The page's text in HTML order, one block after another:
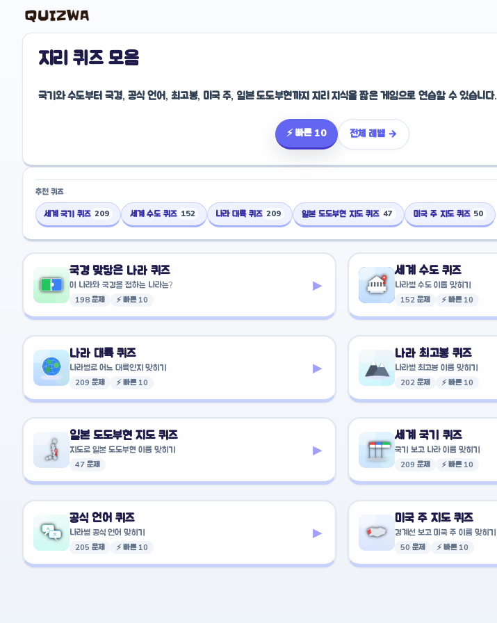
지리 퀴즈 모음
국기와 수도부터 국경, 공식 언어, 최고봉, 미국 주, 일본 도도부현까지 지리 지식을 짧은 게임으로 연습할 수 있습니다.
⚡ 빠른 10 전체 레벨 →
추천 퀴즈
세계 국기 퀴즈 209 세계 수도 퀴즈 152 나라 대륙 퀴즈 209 일본 도도부현 지도 퀴즈 47 미국 주 지도 퀴즈 50
국경 맞닿은 나라 퀴즈
이 나라와 국경을 접하는 나라는?
198 문제 ⚡ 빠른 10
▸
세계 수도 퀴즈
나라별 수도 이름 맞히기
152 문제 ⚡ 빠른 10
나라 대륙 퀴즈
나라별로 어느 대륙인지 맞히기
209 문제 ⚡ 빠른 10
▸
나라 최고봉 퀴즈
나라별 최고봉 이름 맞히기
202 문제 ⚡ 빠른 10
일본 도도부현 지도 퀴즈
지도로 일본 도도부현 이름 맞히기
47 문제
▸
세계 국기 퀴즈
국기 보고 나라 이름 맞히기
209 문제 ⚡ 빠른 10
공식 언어 퀴즈
나라별 공식 언어 맞히기
205 문제 ⚡ 빠른 10
▸
미국 주 지도 퀴즈
경계선 보고 미국 주 이름 맞히기
50 문제 ⚡ 빠른 10